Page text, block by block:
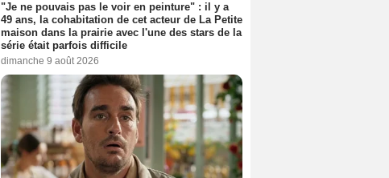
"Je ne pouvais pas le voir en peinture" : il y a
49 ans, la cohabitation de cet acteur de La Petite
maison dans la prairie avec l'une des stars de la
série était parfois difficile
dimanche 9 août 2026